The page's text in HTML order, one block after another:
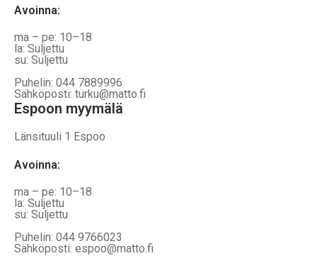
Avoinna:
ma – pe: 10–18
la: Suljettu
su: Suljettu
Puhelin: 044 7889996
Sähköposti: turku@matto.fi
Espoon myymälä
Länsituuli 1 Espoo
Avoinna:
ma – pe: 10–18
la: Suljettu
su: Suljettu
Puhelin: 044 9766023
Sähköposti: espoo@matto.fi